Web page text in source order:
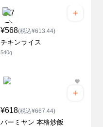
¥568(税込¥613.44)
チキンライス
540g
¥618(税込¥667.44)
バーミヤン 本格炒飯